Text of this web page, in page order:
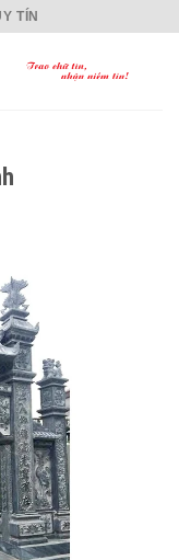
TÍN